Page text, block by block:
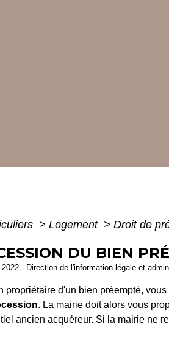
> Logement > Droit de
DU BIEN
- Direction de l'information légale et
propriétaire d'un bien préempté,
. La mairie doit alors vous
ancien acquéreur. Si la mairie ne